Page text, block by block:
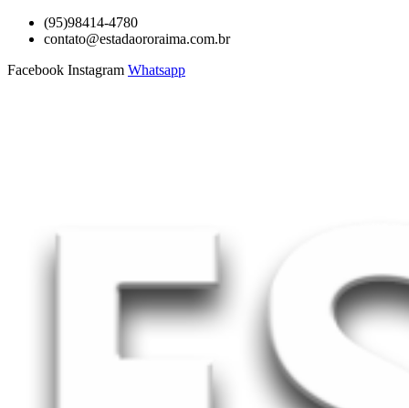
para
conteúdo
(95)98414-4780
contato@estadaororaima.com.br
Facebook Instagram Whatsapp